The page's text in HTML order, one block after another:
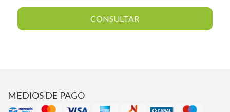
CONSULTAR
MEDIOS DE PAGO